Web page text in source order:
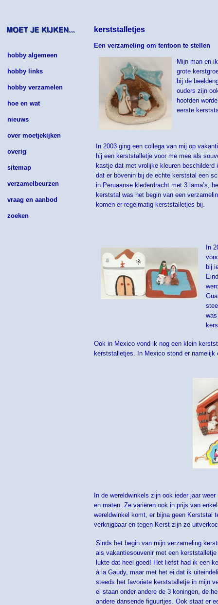
hobby algemeen
hobby links
hobby verzamelen
hoe en wat
nieuws
over moetjekijken
overig
sitemap
verzamelbeurzen
vraag en aanbod
zoeken
kerststalletjes
Een verzameling om tentoon te stellen
Mijn man en
grote
bij de
ouders zijn
hoofden
eerste
In 2003 ging een collega van mij op
hij een kerststalletje voor me mee als
kastje dat met vrolijke kleuren
dat er bovenin bij de echte kerststal een
in Peruaanse klederdracht met 3 lama’s,
kerststal was het begin van een
komen er regelmatig kerststalletjes bij.
In
bij
Ook in Mexico vond ik nog een klein
kerststalletjes. In Mexico stond er namelijk
In de wereldwinkels zijn ook ieder jaar
en maten. Ze variëren ook in prijs van
wereldwinkel komt, er bijna geen Kerststal
verkrijgbaar en tegen Kerst zijn ze
Sinds het begin van mijn verzameling
als vakantiesouvenir met een
lukte dat heel goed! Het liefst had ik een
à la Gaudy, maar met het ei dat ik
steeds het favoriete kerststalletje in mijn
ei staan onder andere de 3 koningen, de
andere dansende figuurtjes. Ook staat er